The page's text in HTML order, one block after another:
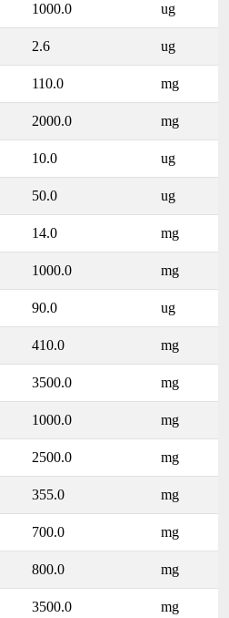
1000.0 ug
2.6 ug
110.0 mg
2000.0 mg
10.0 ug
50.0 ug
14.0 mg
1000.0 mg
90.0 ug
410.0 mg
3500.0 mg
1000.0 mg
2500.0 mg
355.0 mg
700.0 mg
800.0 mg
3500.0 mg